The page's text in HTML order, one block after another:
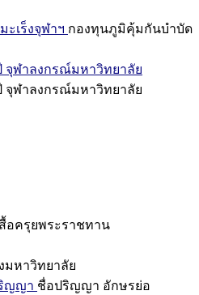
เร็งจุฬาฯ กองทุนภูมิคุ้มกันบำบัด
จุฬาลงกรณ์มหาวิทยาลัย
จุฬาลงกรณ์มหาวิทยาลัย
สื้อครุยพระราชทาน
มหาวิทยาลัย
ญญา ชื่อปริญญา อักษรย่อ